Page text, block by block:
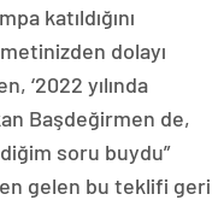
katıldığını
dolayı
‘2022 yılında
Başdeğirmen de,
soru buydu”
gelen bu teklifi geri